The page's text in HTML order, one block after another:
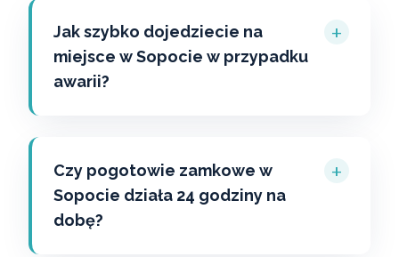
Jak szybko dojedziecie na
miejsce w Sopocie w przypadku
awarii?
+
Czy pogotowie zamkowe w
Sopocie działa 24 godziny na
dobę?
+